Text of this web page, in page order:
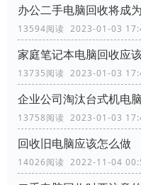
办公二手电脑回收将成
13594阅读 2023-01-03
家庭笔记本电脑回收应
13735阅读 2023-01-03
企业公司淘汰台式机电
13758阅读 2023-01-03
回收旧电脑应该怎么做
14026阅读 2022-11-04